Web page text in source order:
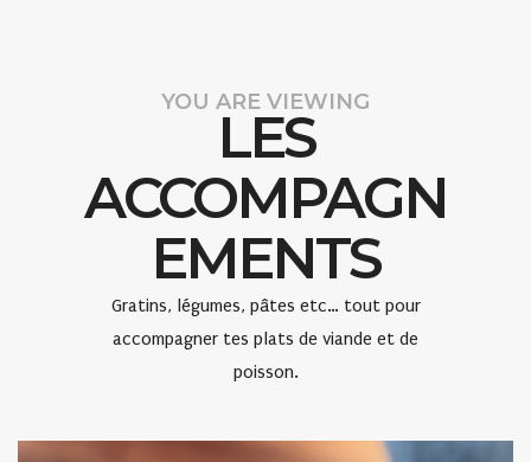
YOU ARE VIEWING
LES
ACCOMPAGN
EMENTS
Gratins, légumes, pâtes etc… tout pour
accompagner tes plats de viande et de
poisson.